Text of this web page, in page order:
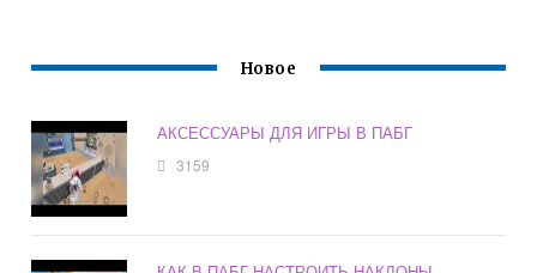
Новое
АКСЕССУАРЫ ДЛЯ ИГРЫ В ПАБГ
3159